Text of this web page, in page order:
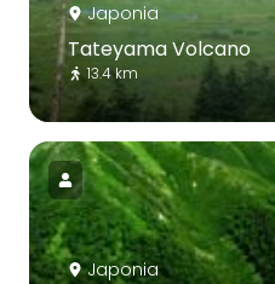
Japonia
Tateyama Volcano
13.4 km
Japonia